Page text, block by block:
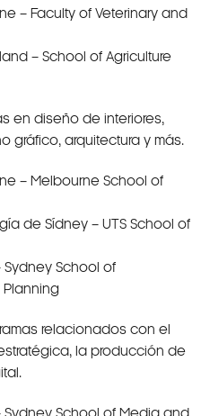
– Faculty of Veterinary and
– School of Agriculture
en diseño de interiores,
gráfico, arquitectura y más.
– Melbourne School of
de Sídney – UTS School of
School of
Planning
relacionados con el
la producción de